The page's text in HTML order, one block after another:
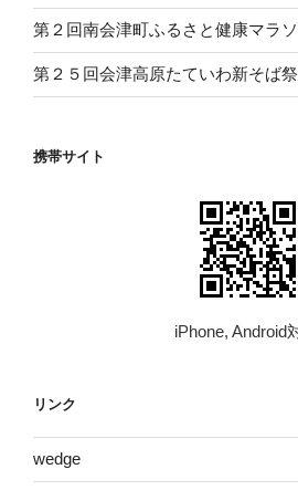
第２回南会津町ふるさと健康マラ
第２５回会津高原たていわ新そば祭
携帯サイト
iPhone, Android
リンク
wed​ge